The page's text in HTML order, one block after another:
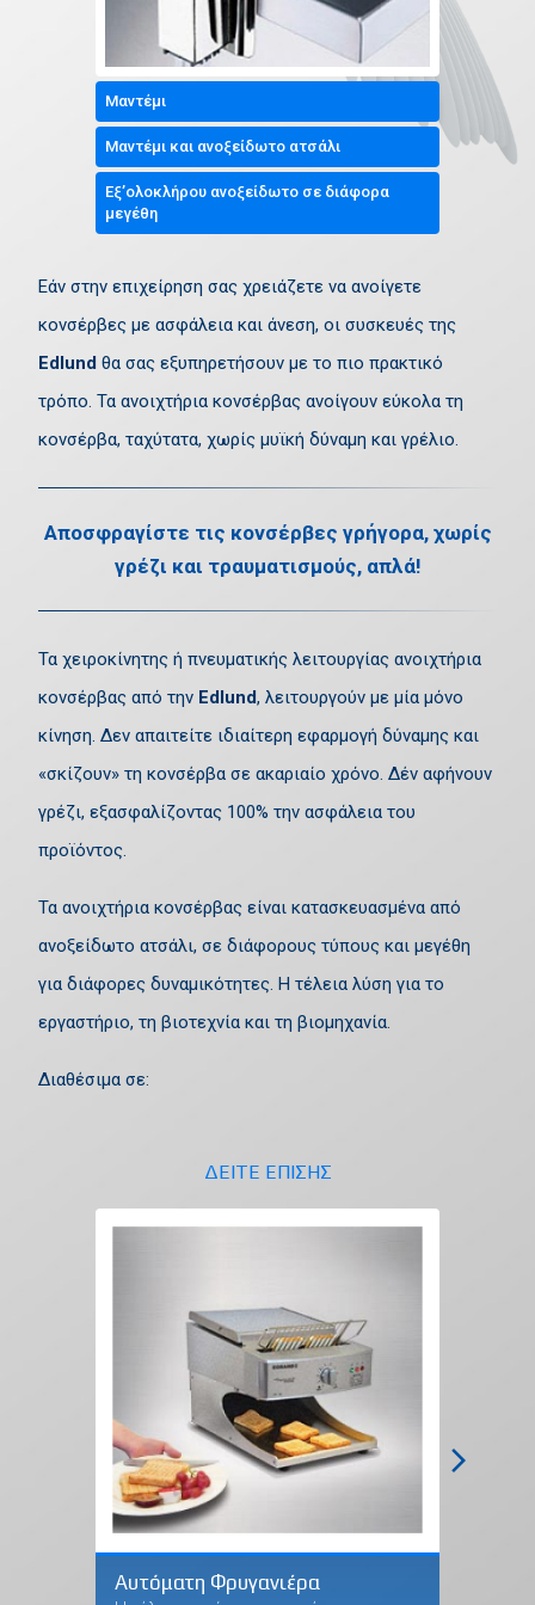
Μαντέμι
Μαντέμι και ανοξείδωτο ατσάλι
Εξ’ολοκλήρου ανοξείδωτο σε διάφορα
μεγέθη
Εάν στην επιχείρηση σας χρειάζετε να ανοίγετε
κονσέρβες με ασφάλεια και άνεση, οι συσκευές της
Edlund θα σας εξυπηρετήσουν με το πιο πρακτικό
τρόπο. Τα ανοιχτήρια κονσέρβας ανοίγουν εύκολα τη
κονσέρβα, ταχύτατα, χωρίς μυϊκή δύναμη και γρέλιο.
Αποσφραγίστε τις κονσέρβες γρήγορα, χωρίς
γρέζι και τραυματισμούς, απλά!
Τα χειροκίνητης ή πνευματικής λειτουργίας ανοιχτήρια
κονσέρβας από την Edlund, λειτουργούν με μία μόνο
κίνηση. Δεν απαιτείτε ιδιαίτερη εφαρμογή δύναμης και
«σκίζουν» τη κονσέρβα σε ακαριαίο χρόνο. Δέν αφήνουν
γρέζι, εξασφαλίζοντας 100% την ασφάλεια του
προϊόντος.
Τα ανοιχτήρια κονσέρβας είναι κατασκευασμένα από
ανοξείδωτο ατσάλι, σε διάφορους τύπους και μεγέθη
για διάφορες δυναμικότητες. Η τέλεια λύση για το
εργαστήριο, τη βιοτεχνία και τη βιομηχανία.
Διαθέσιμα σε:
ΔΕΙΤΕ ΕΠΙΣΗΣ
Αυτόματη Φρυγανιέρα
arrow_forward_ios